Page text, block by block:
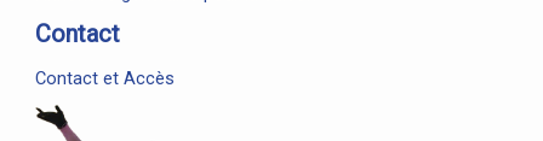
Contact
Contact et Accès